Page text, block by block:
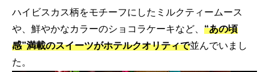
ハイビスカス柄をモチーフにしたミルクティームース
や、鮮やかなカラーのショコラケーキなど、 “あの頃
感”満載のスイーツがホテルクオリティで並んでいまし
た。